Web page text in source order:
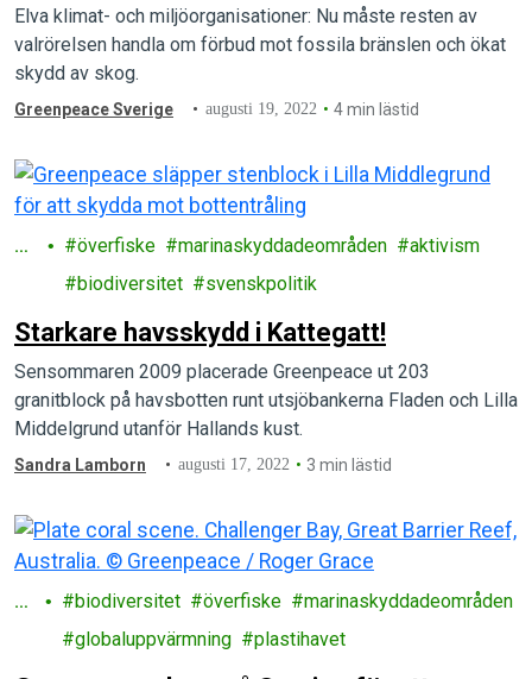
Elva klimat- och miljöorganisationer: Nu måste resten av
valrörelsen handla om förbud mot fossila bränslen och ökat
skydd av skog.
Greenpeace Sverige augusti 19, 2022 4 min lästid
H
överfiske marinaskyddadeområden
aktivism
biodiversitet
svenskpolitik
Starkare havsskydd i Kattegatt!
Sensommaren 2009 placerade Greenpeace ut 203
granitblock på havsbotten runt utsjöbankerna Fladen och Lilla
Middelgrund utanför Hallands kust.
Sandra Lamborn augusti 17, 2022 3 min lästid
H
biodiversitet överfiske
marinaskyddadeområden
globaluppvärmning
plastihavet